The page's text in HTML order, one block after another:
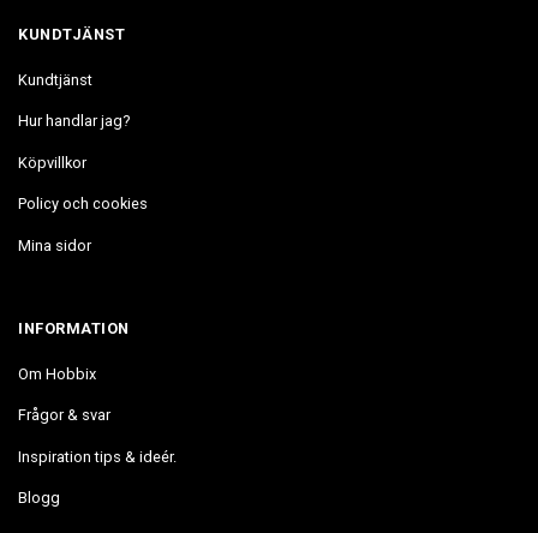
KUNDTJÄNST
Kundtjänst
Hur handlar jag?
Köpvillkor
Policy och cookies
Mina sidor
INFORMATION
Om Hobbix
Frågor & svar
Inspiration tips & ideér.
Blogg